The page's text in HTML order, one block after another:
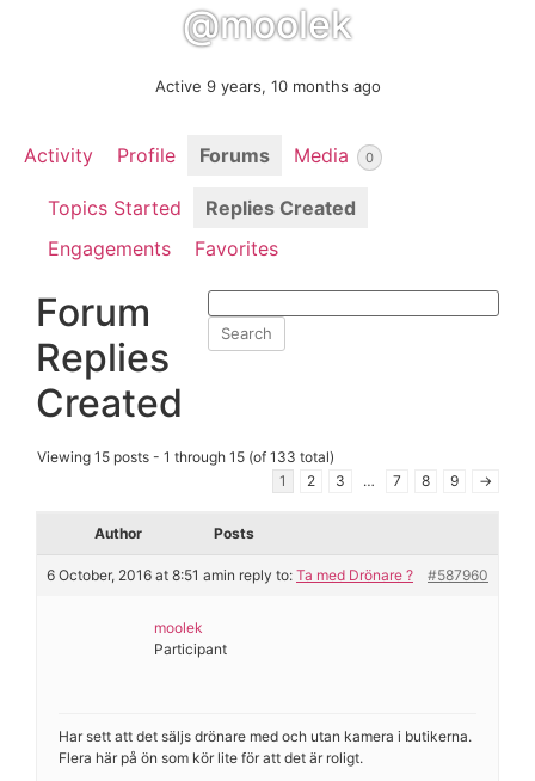
@moolek
Active 9 years, 10 months ago
Activity Profile Forums Media 0
Topics Started
Replies Created
Engagements
Favorites
Forum
Replies
Created
Viewing 15 posts - 1 through 15 (of 133 total)
1
2 3 … 7 8 9 →
Author Posts
6 October, 2016 at 8:51 amin reply to: Ta med Drönare ? #587960
moolek
Participant
Har sett att det säljs drönare med och utan kamera i butikerna.
Flera här på ön som kör lite för att det är roligt.